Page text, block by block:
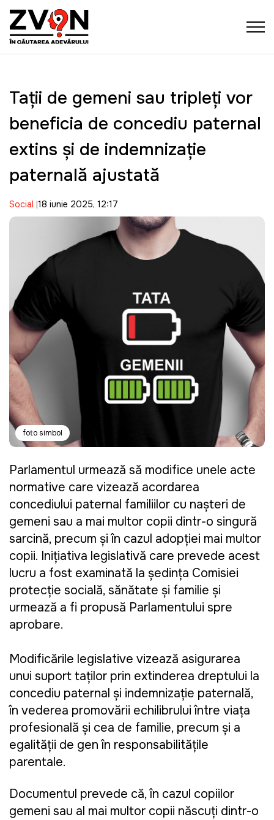
Tații de gemeni sau tripleți vor
beneficia de concediu paternal
extins și de indemnizație
paternală ajustată
Social 18 iunie 2025, 12:17
foto simbol
Parlamentul urmează să modifice unele acte
normative care vizează acordarea
concediului paternal familiilor cu nașteri de
gemeni sau a mai multor copii dintr-o singură
sarcină, precum și în cazul adopției mai multor
copii. Inițiativa legislativă care prevede acest
lucru a fost examinată la ședința Comisiei
protecție socială, sănătate și familie și
urmează a fi propusă Parlamentului spre
aprobare.
Modificările legislative vizează asigurarea
unui suport taților prin extinderea dreptului la
concediu paternal și indemnizație paternală,
în vederea promovării echilibrului între viața
profesională și cea de familie, precum și a
egalității de gen în responsabilitățile
parentale.
Documentul prevede că, în cazul copiilor
gemeni sau al mai multor copii născuți dintr-o